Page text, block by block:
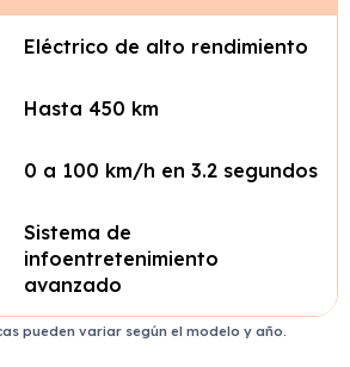
Eléctrico de alto rendimiento
Hasta 450 km
0 a 100 km/h en 3.2 segundos
Sistema de
infoentretenimiento
avanzado
pueden variar según el modelo y año.